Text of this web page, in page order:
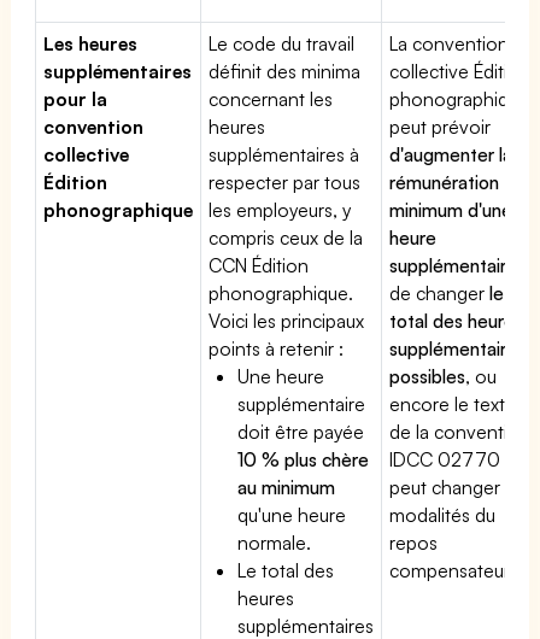
Les heures
supplémentaires
pour la
convention
collective
Édition
phonographique
Le code du travail
définit des minima
concernant les
heures
supplémentaires à
respecter par tous
les employeurs, y
compris ceux de la
CCN Édition
phonographique.
Voici les principaux
points à retenir :
Une heure
supplémentaire
doit être payée
10 % plus chère
au minimum
qu'une heure
normale.
Le total des
heures
supplémentaires
La convention
collective Édition
phonographique
peut prévoir
d'augmenter la
rémunération
minimum d'une
heure
supplémentaire
de changerle
total des heures
supplémentaires
possibles, ou
encore le texte
de la convention
IDCC 02770
peut changer les
modalités du
repos
compensateur.